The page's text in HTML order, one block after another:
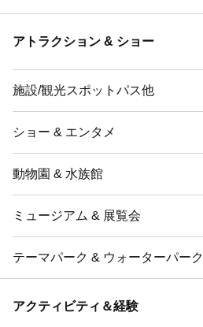
アトラクション & ショー
施設/観光スポットパス他
ショー & エンタメ
動物園 & 水族館
ミュージアム & 展覧会
テーマパーク & ウォーターパーク
アクティビティ＆経験